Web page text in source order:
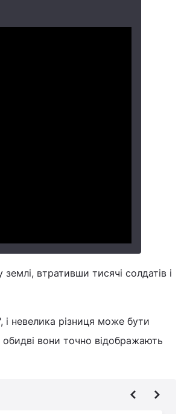
втративши тисячі солдатів і
невелика різниця може бути
обидві вони точно відображають